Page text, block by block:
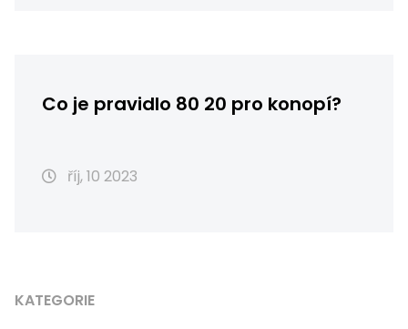
Co je pravidlo 80 20 pro konopí?
říj, 10 2023
KATEGORIE